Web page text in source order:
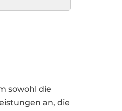
sowohl die
an, die